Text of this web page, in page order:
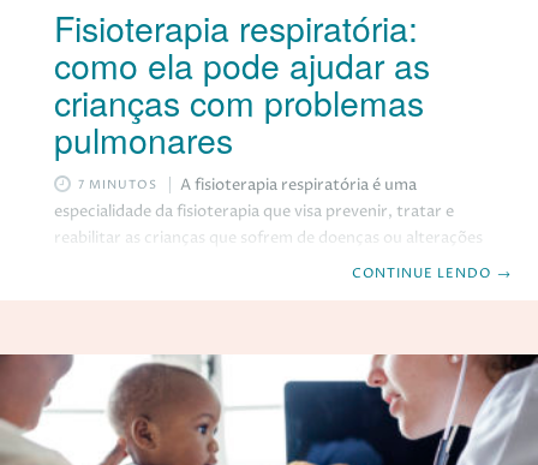
Fisioterapia respiratória:
como ela pode ajudar as
crianças com problemas
pulmonares
7 MINUTOS
A fisioterapia respiratória é uma
especialidade da fisioterapia que visa prevenir, tratar e
reabilitar as crianças que sofrem de doenças ou alterações
que afetam o sistema respiratório, como asma, bronquite,
a aliviar os sintomas, a prevenir as complicações, a
melhorar a qualidade de vida, etc. Neste post, vamos
explicar como a fisioterapia respiratória funciona, quais
são os
CONTINUE LENDO →